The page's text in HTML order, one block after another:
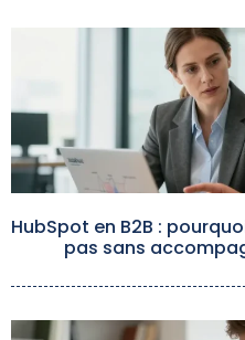
HubSpot en B2B :
pas sans